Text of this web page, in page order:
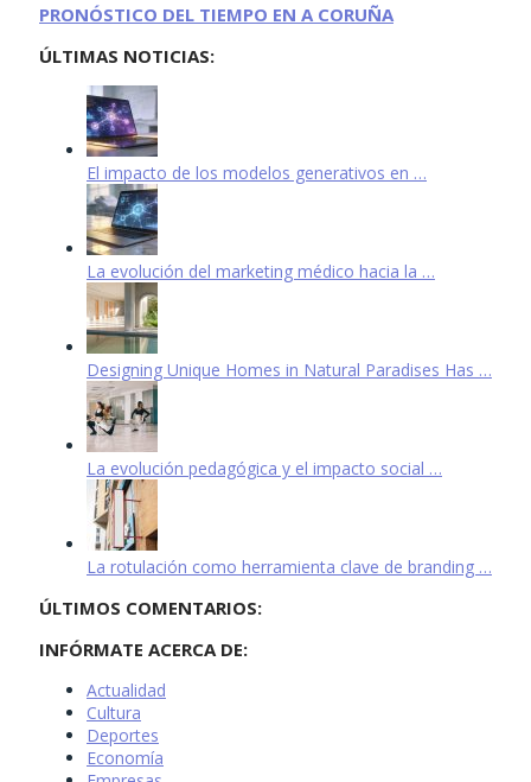
PRONÓSTICO DEL TIEMPO EN A CORUÑA
ÚLTIMAS NOTICIAS:
El impacto de los modelos generativos en …
La evolución del marketing médico hacia la …
Designing Unique Homes in Natural Paradises Has …
La evolución pedagógica y el impacto social …
La rotulación como herramienta clave de branding …
ÚLTIMOS COMENTARIOS:
INFÓRMATE ACERCA DE:
Actualidad
Cultura
Deportes
Economía